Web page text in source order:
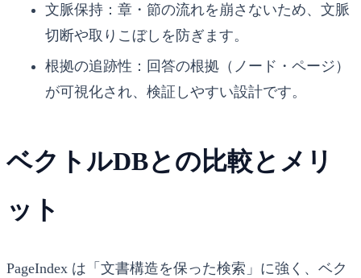
文脈保持：章・節の流れを崩さないため、文脈
切断や取りこぼしを防ぎます。
根拠の追跡性：回答の根拠（ノード・ページ）
が可視化され、検証しやすい設計です。
ベクトルDBとの比較とメリ
ット
PageIndex は「文書構造を保った検索」に強く、ベク